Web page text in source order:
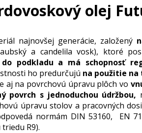
olej
najnovšej generácie, založený
a candelila vosk), ktoré
podkladu a má schopnosť
ho predurčujú na použitie
aj na povrchovú úpravu plôch vo
s jednoduchou údržbou,
úpravu stolov a pracovných
normám DIN 53160, EN
R9).